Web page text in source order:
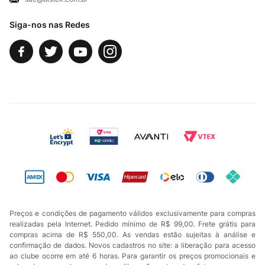
Siga-nos nas Redes
Fale Conosco
Preços e condições de pagamento válidos exclusivamente para compras
realizadas pela Internet. Pedido mínimo de R$ 99,00. Frete grátis para
compras acima de R$ 550,00. As vendas estão sujeitas à análise e
confirmação de dados. Novos cadastros no site: a liberação para acesso
ao clube ocorre em até 6 horas. Para garantir os preços promocionais e